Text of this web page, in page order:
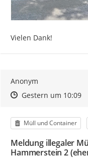
Vielen Dank!
Anonym
Zeitpunkt des
Zeitpunkt des
Gestern um 10:09
Kategorie
Müll und Container
Meldung illegaler
Hammerstein 2